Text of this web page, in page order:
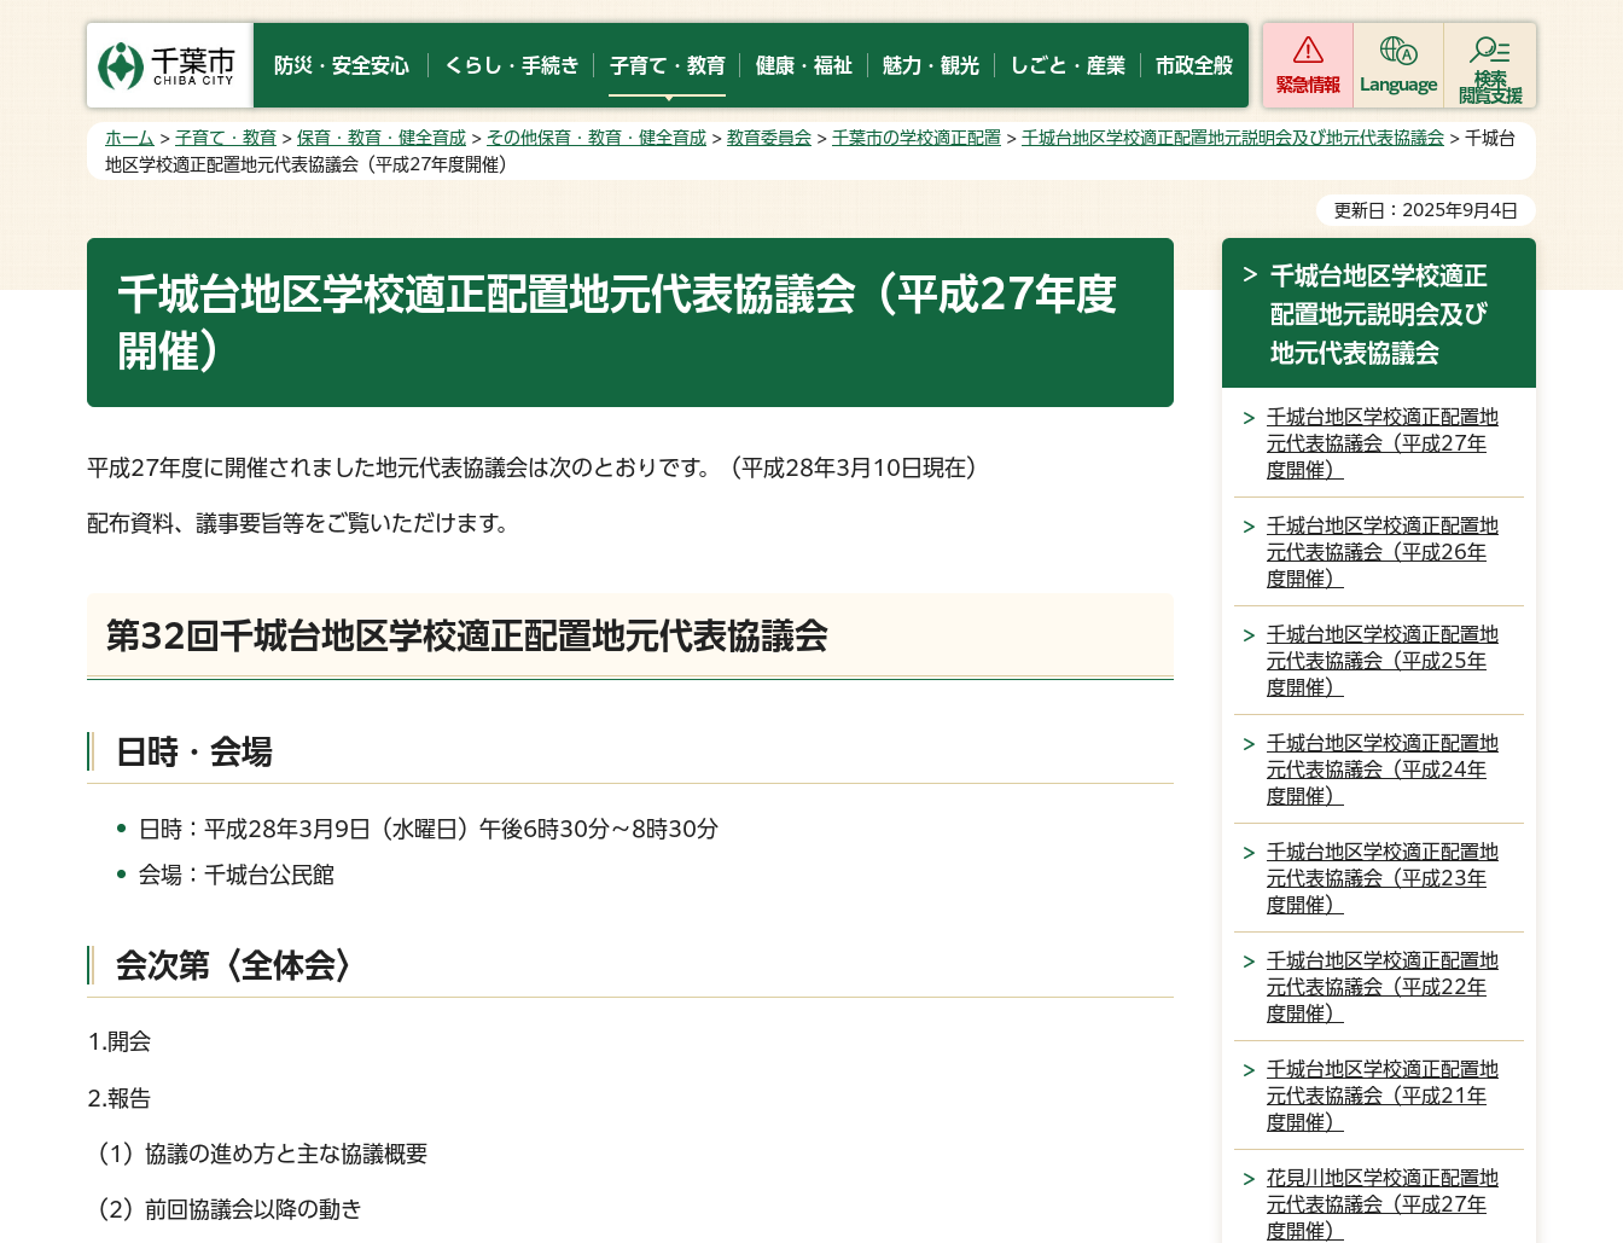
防災・安全安心 くらし・手続き 子育て・教育 健康・福祉 魅力・観光 しごと・産業 市政全般
緊急情報 Language
検索
閲覧支援
ホーム > 子育て・教育 > 保育・教育・健全育成 > その他保育・教育・健全育成 > 教育委員会 > 千葉市の学校適正配置 > 千城台地区学校適正配置地元説明会及び地元代表協議会 > 千城台
地区学校適正配置地元代表協議会（平成27年度開催）
更新日：2025年9月4日
千城台地区学校適正配置地元代表協議会（平成27年度
開催）
平成27年度に開催されました地元代表協議会は次のとおりです。（平成28年3月10日現在）
配布資料、議事要旨等をご覧いただけます。
第32回千城台地区学校適正配置地元代表協議会
日時・会場
日時：平成28年3月9日（水曜日）午後6時30分～8時30分
会場：千城台公民館
会次第〈全体会〉
1.開会
2.報告
（1）協議の進め方と主な協議概要
（2）前回協議会以降の動き
千城台地区学校適正
配置地元説明会及び
地元代表協議会
千城台地区学校適正配置地
元代表協議会（平成27年
度開催）
千城台地区学校適正配置地
元代表協議会（平成26年
度開催）
千城台地区学校適正配置地
元代表協議会（平成25年
度開催）
千城台地区学校適正配置地
元代表協議会（平成24年
度開催）
千城台地区学校適正配置地
元代表協議会（平成23年
度開催）
千城台地区学校適正配置地
元代表協議会（平成22年
度開催）
千城台地区学校適正配置地
元代表協議会（平成21年
度開催）
花見川地区学校適正配置地
元代表協議会（平成27年
度開催）